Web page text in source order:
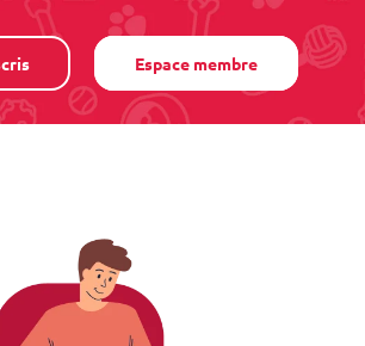
Espace membre